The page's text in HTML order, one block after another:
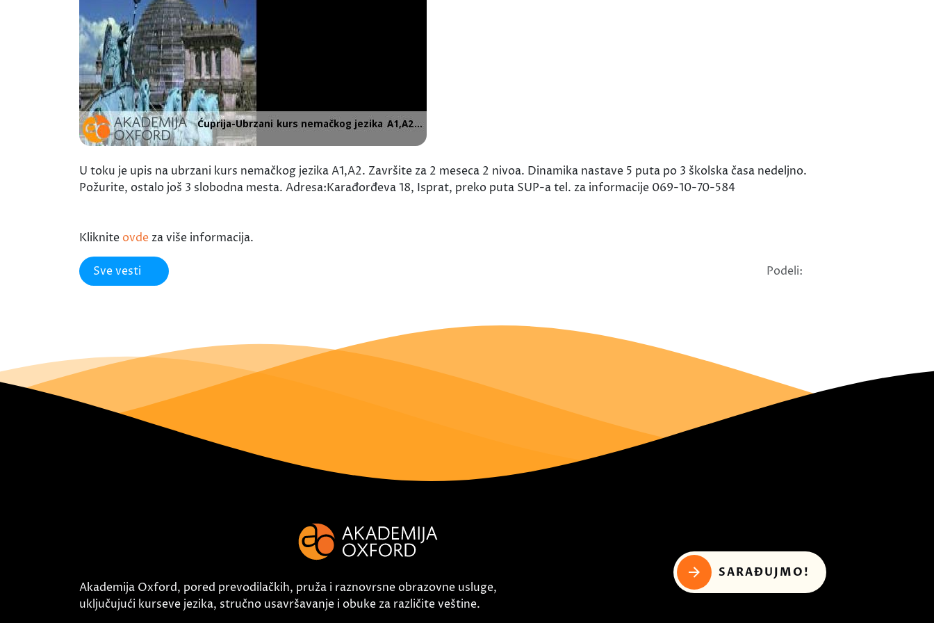
U toku je upis na ubrzani kurs nemačkog jezika A1,A2. Završite za 2 meseca 2 nivoa. Dinamika nastave 5 puta po 3 školska časa nedeljno.
Požurite, ostalo još 3 slobodna mesta. Adresa:Karađorđeva 18, Isprat, preko puta SUP-a tel. za informacije 069-10-70-584
Kliknite ovde za više informacija.
Sve vesti Podeli:
Akademija Oxford, pored prevodilačkih, pruža i raznovrsne obrazovne usluge,
uključujući kurseve jezika, stručno usavršavanje i obuke za različite veštine.
SARAĐUJMO!